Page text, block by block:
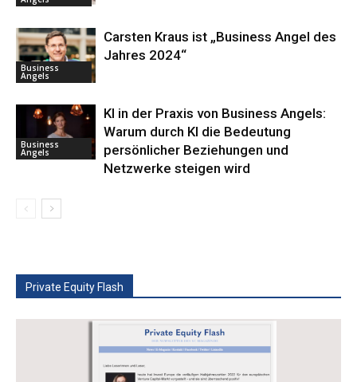
Business
Angels
Carsten Kraus ist „Business Angel des
Jahres 2024“
Business
Angels
KI in der Praxis von Business Angels:
Warum durch KI die Bedeutung
persönlicher Beziehungen und
Netzwerke steigen wird
Private Equity Flash